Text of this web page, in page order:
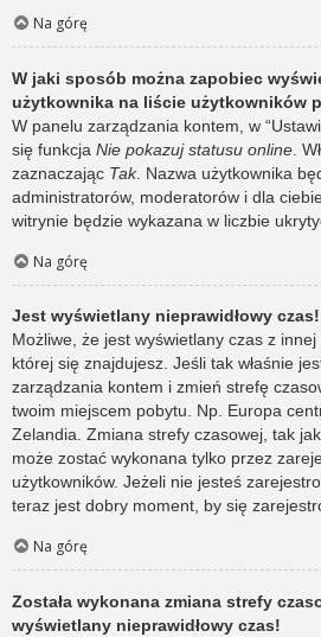
Na górę
W jaki sposób można zapobiec
użytkownika na liście użytkowników
W panelu zarządzania kontem, w
się funkcja Nie pokazuj statusu online .
zaznaczając Tak. Nazwa użytkownika
administratorów, moderatorów i dla
witrynie będzie wykazana w liczbie
Na górę
Jest wyświetlany nieprawidłowy czas!
Możliwe, że jest wyświetlany czas z
której się znajdujesz. Jeśli tak właśnie
zarządzania kontem i zmień strefę
twoim miejscem pobytu. Np. Europa
Zelandia. Zmiana strefy czasowej, tak
może zostać wykonana tylko przez
użytkowników. Jeżeli nie jesteś
teraz jest dobry moment, by się
Na górę
Została wykonana zmiana strefy
wyświetlany nieprawidłowy czas!